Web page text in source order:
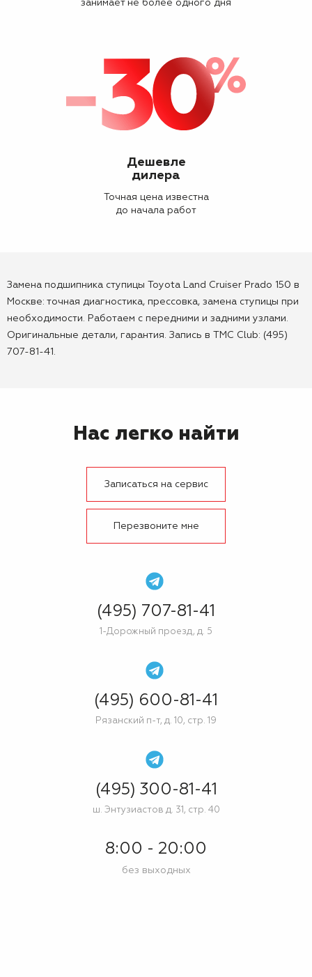
занимает не более одного дня
Дешевле
дилера
Точная цена известна
до начала работ
Замена подшипника ступицы Toyota Land Cruiser Prado 150 в
Москве: точная диагностика, прессовка, замена ступицы при
необходимости. Работаем с передними и задними узлами.
Оригинальные детали, гарантия. Запись в TMC Club: (495)
707-81-41.
Нас легко найти
Записаться на сервис
Перезвоните мне
(495) 707-81-41
1-Дорожный проезд, д. 5
(495) 600-81-41
Рязанский п-т, д. 10, стр. 19
(495) 300-81-41
ш. Энтузиастов д. 31, стр. 40
8:00 - 20:00
без выходных